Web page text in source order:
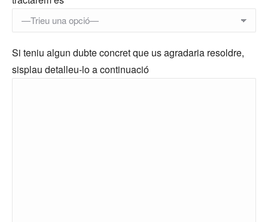
Si teniu algun dubte concret que us agradaria resoldre,
sisplau detalleu-lo a continuació